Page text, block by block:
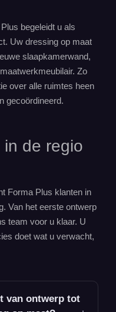
begeleidt u als
Uw dressing op maat
slaapkamerwand,
Zo
over alle ruimtes heen
gecoördineerd.
in de regio
Forma Plus klanten in
Van het eerste ontwerp
team voor u klaar. U
doet wat u verwacht,
van ontwerp tot